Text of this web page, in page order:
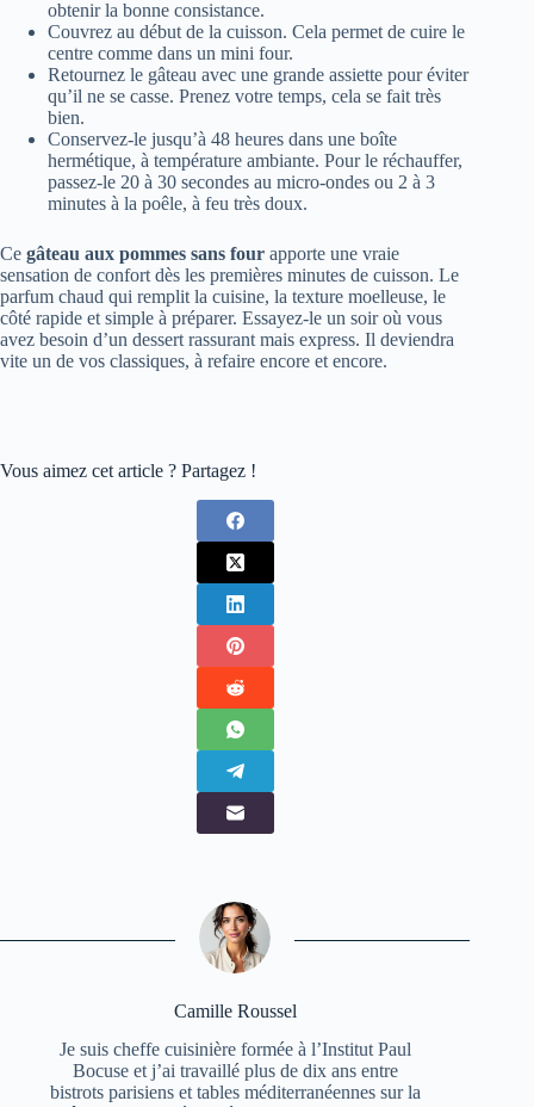
obtenir la bonne consistance.
Couvrez au début de la cuisson. Cela permet de cuire le
centre comme dans un mini four.
Retournez le gâteau avec une grande assiette pour éviter
qu’il ne se casse. Prenez votre temps, cela se fait très
bien.
Conservez-le jusqu’à 48 heures dans une boîte
hermétique, à température ambiante. Pour le réchauffer,
passez-le 20 à 30 secondes au micro-ondes ou 2 à 3
minutes à la poêle, à feu très doux.
Ce gâteau aux pommes sans four apporte une vraie
sensation de confort dès les premières minutes de cuisson. Le
parfum chaud qui remplit la cuisine, la texture moelleuse, le
côté rapide et simple à préparer. Essayez-le un soir où vous
avez besoin d’un dessert rassurant mais express. Il deviendra
vite un de vos classiques, à refaire encore et encore.
Vous aimez cet article ? Partagez !
Camille Roussel
Je suis cheffe cuisinière formée à l’Institut Paul
Bocuse et j’ai travaillé plus de dix ans entre
bistrots parisiens et tables méditerranéennes sur la